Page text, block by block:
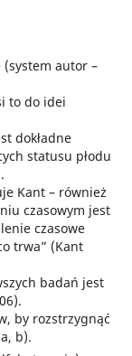
autor –
to do idei
dokładne
statusu płodu
Kant – również
czasowym jest
czasowe
trwa” (Kant
badań jest
by rozstrzygnąć
b).